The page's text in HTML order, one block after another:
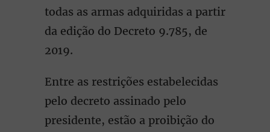
todas as armas adquiridas a partir
da edição do Decreto 9.785, de
2019.
Entre as restrições estabelecidas
pelo decreto assinado pelo
presidente, estão a proibição do